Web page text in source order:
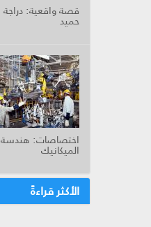
قصة واقعية: دراجة
حميد
اختصاصات: هندسة
الميكانيك
الأكثر قراءةً